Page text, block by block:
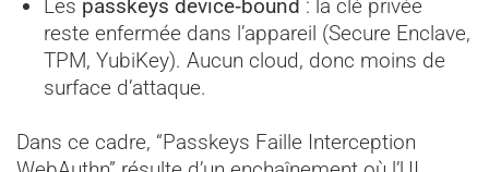
Les passkeys device‑bound : la clé privée
reste enfermée dans l’appareil (Secure Enclave,
TPM, YubiKey). Aucun cloud, donc moins de
surface d’attaque.
Dans ce cadre, “Passkeys Faille Interception